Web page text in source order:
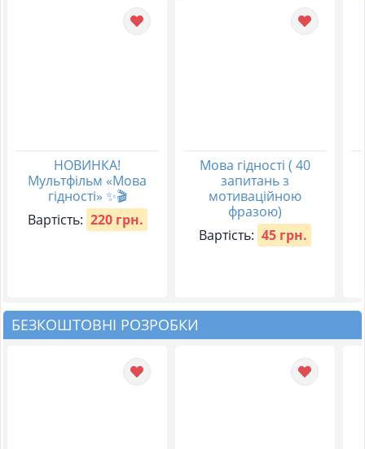
НОВИНКА!
Мультфільм «Мова
гідності» ✨🎬
Вартість: 220 грн.
Мова гідності ( 40
запитань з
мотиваційною
фразою)
Вартість: 45 грн.
БЕЗКОШТОВНІ РОЗРОБКИ